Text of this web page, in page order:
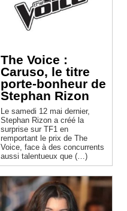
The Voice :
Caruso, le titre
porte-bonheur de
Stephan Rizon
Le samedi 12 mai dernier,
Stephan Rizon a créé la
surprise sur TF1 en
remportant le prix de The
Voice, face à des concurrents
aussi talentueux que (…)